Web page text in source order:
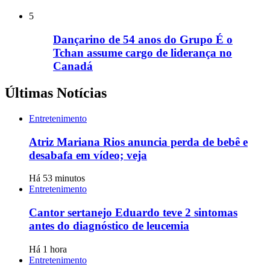
5
Dançarino de 54 anos do Grupo É o
Tchan assume cargo de liderança no
Canadá
Últimas Notícias
Entretenimento
Atriz Mariana Rios anuncia perda de bebê e
desabafa em vídeo; veja
Há 53 minutos
Entretenimento
Cantor sertanejo Eduardo teve 2 sintomas
antes do diagnóstico de leucemia
Há 1 hora
Entretenimento